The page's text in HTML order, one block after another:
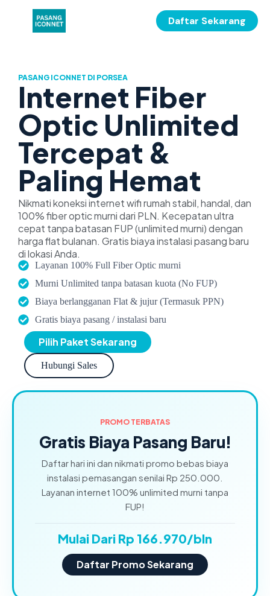
Daftar Sekarang
PASANG ICONNET DI PORSEA
Internet Fiber
Optic Unlimited
Tercepat &
Paling Hemat
Nikmati koneksi internet wifi rumah stabil, handal, dan
100% fiber optic murni dari PLN. Kecepatan ultra
cepat tanpa batasan FUP (unlimited murni) dengan
harga flat bulanan. Gratis biaya instalasi pasang baru
di lokasi Anda.
Layanan 100% Full Fiber Optic murni
Murni Unlimited tanpa batasan kuota (No FUP)
Biaya berlangganan Flat & jujur (Termasuk PPN)
Gratis biaya pasang / instalasi baru
Pilih Paket Sekarang
Hubungi Sales
PROMO TERBATAS
Gratis Biaya Pasang Baru!
Daftar hari ini dan nikmati promo bebas biaya
instalasi pemasangan senilai Rp 250.000.
Layanan internet 100% unlimited murni tanpa
FUP!
Mulai Dari Rp 166.970/bln
Daftar Promo Sekarang